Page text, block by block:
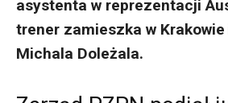
asystenta w reprezentacji
trener zamieszka w
Michala Doleżala.